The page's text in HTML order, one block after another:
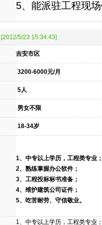
5、能派驻工程现
[2012/5/23 15:34:43]
吉安市区
3200-6000元/月
5人
男女不限
18-34岁
1、中专以上学历，工程类专业；
2、熟练掌握办公软件；
3、工程投标标书准备；
4、维护建筑公司证件；
5、吃苦耐劳、守信敬业。
1、中专以上学历，工程类专业；